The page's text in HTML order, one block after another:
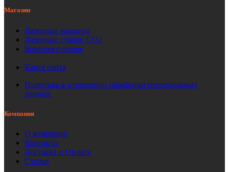
Магазин
Лазерные маркеры
Лазерные станки СО2
Комплектующие
Карта сайта
Политика в отношении обработки персональных
данных
Компания
О компании
Контакты
Доставка и Оплата
Статьи